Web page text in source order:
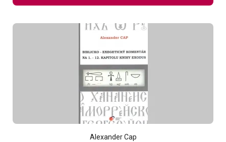
Alexander Cap